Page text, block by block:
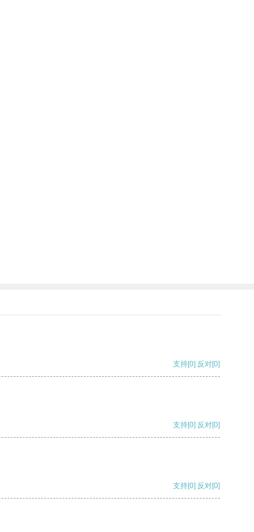
支持[0] 反对[0]
支持[0] 反对[0]
支持[0] 反对[0]